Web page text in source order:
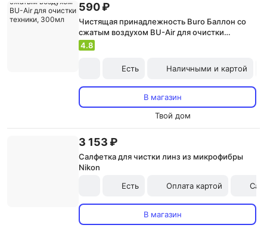
590 ₽
Чистящая принадлежность Buro Баллон со
сжатым воздухом BU-Air для очистки
техники, 300мл
4.8
Есть Наличными и картой
В магазин
Твой дом
3 153 ₽
Салфетка для чистки линз из микрофибры
Nikon
Есть
Оплата картой
В магазин